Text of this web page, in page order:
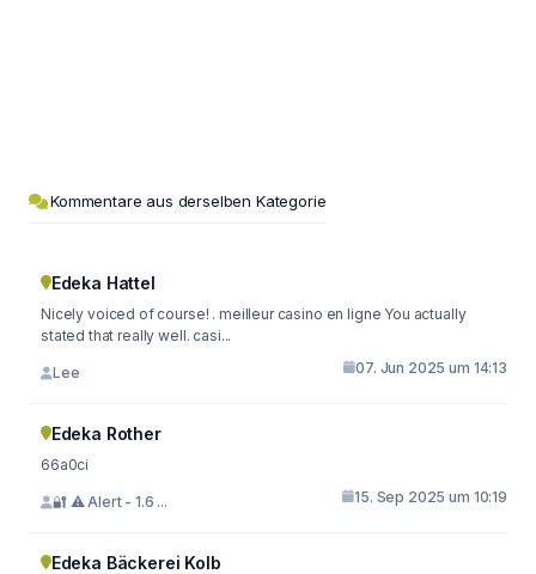
Kommentare aus derselben Kategorie
Edeka Hattel
Nicely voiced of course! . meilleur casino en ligne You actually
stated that really well. casi...
Lee 07. Jun 2025 um 14:13
Edeka Rother
66a0ci
🔐 ⚠️ Alert - 1.6 ... 15. Sep 2025 um 10:19
Edeka Bäckerei Kolb